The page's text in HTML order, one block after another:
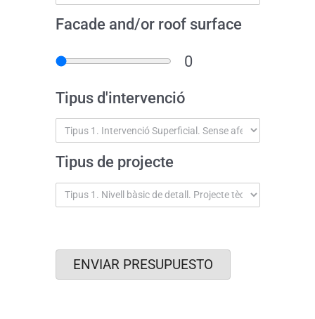
Facade and/or roof surface
Tipus d'intervenció
Tipus de projecte